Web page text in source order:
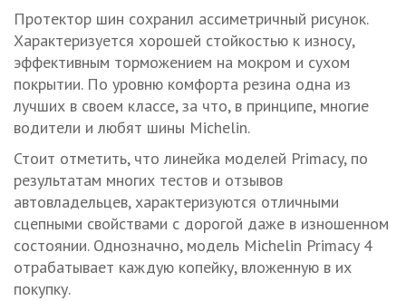
Протектор шин сохранил ассиметричный рисунок.
Характеризуется хорошей стойкостью к износу,
эффективным торможением на мокром и сухом
покрытии. По уровню комфорта резина одна из
лучших в своем классе, за что, в принципе, многие
водители и любят шины Michelin.
Стоит отметить, что линейка моделей Primacy, по
результатам многих тестов и отзывов
автовладельцев, характеризуются отличными
сцепными свойствами с дорогой даже в изношенном
состоянии. Однозначно, модель Michelin Primacy 4
отрабатывает каждую копейку, вложенную в их
покупку.